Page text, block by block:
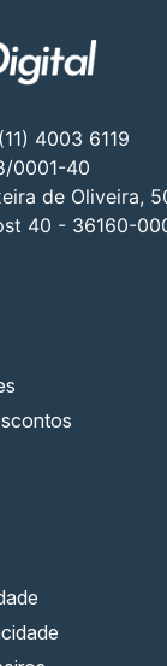
4003 6119
0001-40
de Oliveira,
40 - 36160-